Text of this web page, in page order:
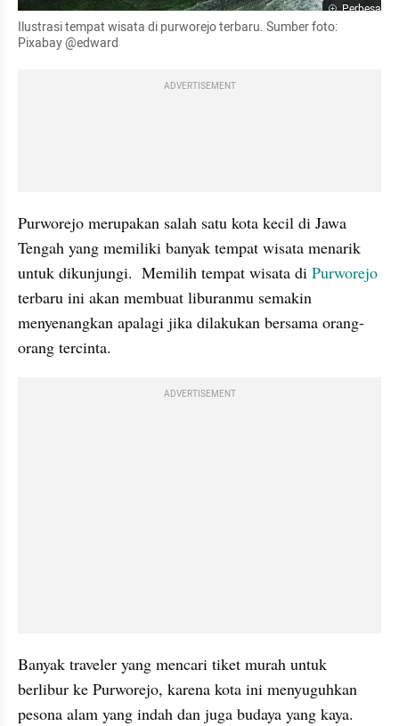
Perbesar
Ilustrasi tempat wisata di purworejo terbaru. Sumber foto:
Pixabay @edward
ADVERTISEMENT
Purworejo merupakan salah satu kota kecil di Jawa
Tengah yang memiliki banyak tempat wisata menarik
untuk dikunjungi.  Memilih tempat wisata di Purworejo
terbaru ini akan membuat liburanmu semakin
menyenangkan apalagi jika dilakukan bersama orang-
orang tercinta.
ADVERTISEMENT
Banyak traveler yang mencari tiket murah untuk
berlibur ke Purworejo, karena kota ini menyuguhkan
pesona alam yang indah dan juga budaya yang kaya.